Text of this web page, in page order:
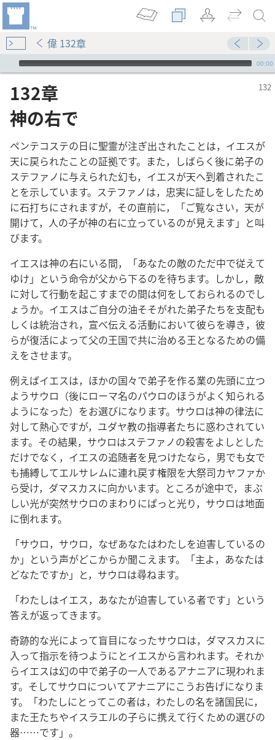
偉 132章
Audio Player
00:00
132章
神の右で
ペンテコステの日に聖霊が注ぎ出されたことは，イエスが
天に戻られたことの証拠です。また，しばらく後に弟子の
ステファノに与えられた幻も，イエスが天へ到着されたこ
とを示しています。ステファノは，忠実に証しをしたため
に石打ちにされますが，その直前に，「ご覧なさい，天が
開けて，人の子が神の右に立っているのが見えます」と叫
びます。
イエスは神の右にいる間，「あなたの敵のただ中で従えて
ゆけ」という命令が父から下るのを待ちます。しかし，敵
に対して行動を起こすまでの間は何をしておられるのでし
ょうか。イエスはご自分の油そそがれた弟子たちを支配も
しくは統治され，宣べ伝える活動において彼らを導き，彼
らが復活によって父の王国で共に治める王となるための備
えをさせます。
例えばイエスは，ほかの国々で弟子を作る業の先頭に立つ
ようサウロ（後にローマ名のパウロのほうがよく知られる
ようになった）をお選びになります。サウロは神の律法に
対して熱心ですが，ユダヤ教の指導者たちに惑わされてい
ます。その結果，サウロはステファノの殺害をよしとした
だけでなく，イエスの追随者を見つけたなら，男でも女で
も捕縛してエルサレムに連れ戻す権限を大祭司カヤファか
ら受け，ダマスカスに向かいます。ところが途中で，まぶ
しい光が突然サウロのまわりにぱっと光り，サウロは地面
に倒れます。
「サウロ，サウロ，なぜあなたはわたしを迫害しているの
か」という声がどこからか聞こえます。「主よ，あなたは
どなたですか」と，サウロは尋ねます。
「わたしはイエス，あなたが迫害している者です」という
答えが返ってきます。
奇跡的な光によって盲目になったサウロは，ダマスカスに
入って指示を待つようにとイエスから言われます。それか
らイエスは幻の中で弟子の一人であるアナニアに現われま
す。そしてサウロについてアナニアにこうお告げになりま
す。「わたしにとってこの者は，わたしの名を諸国民に，
また王たちやイスラエルの子らに携えて行くための選びの
器……です」。